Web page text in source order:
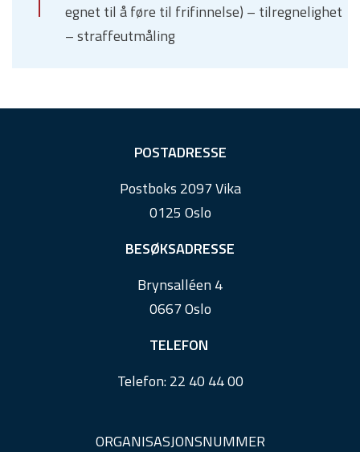
egnet til å føre til frifinnelse) – tilregnelighet
– straffeutmåling
POSTADRESSE
Postboks 2097 Vika
0125 Oslo
BESØKSADRESSE
Brynsalléen 4
0667 Oslo
TELEFON
Telefon:22 40 44 00
ORGANISASJONSNUMMER